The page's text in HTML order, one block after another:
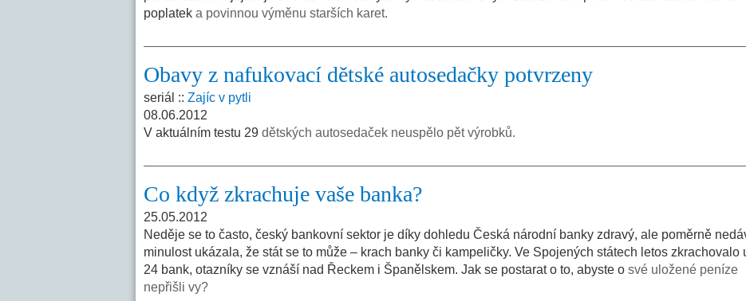
poplatek a povinnou výměnu starších karet.
Obavy z nafukovací dětské autosedačky potvrzeny
seriál :: Zajíc v pytli
08.06.2012
V aktuálním testu 29 dětských autosedaček neuspělo pět výrobků.
Co když zkrachuje vaše banka?
25.05.2012
Neděje se to často, český bankovní sektor je díky dohledu Česká národní banky zdravý, ale poměrně
minulost ukázala, že stát se to může – krach banky či kampeličky. Ve Spojených státech letos zkrachovalo
24 bank, otazníky se vznáší nad Řeckem i Španělskem. Jak se postarat o to, abyste o své uložené peníze
nepřišli vy?